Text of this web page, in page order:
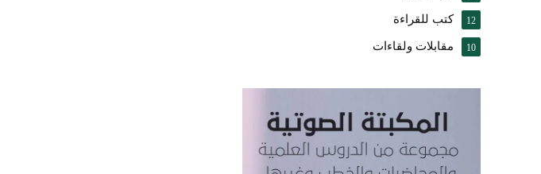
كتب للقراءة 12
مقابلات ولقاءات 10